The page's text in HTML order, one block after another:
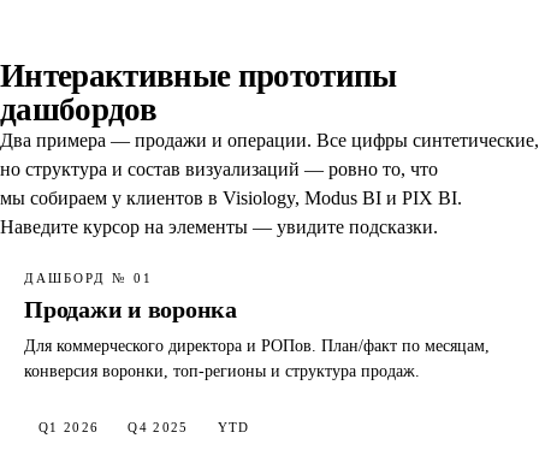
Интерактивные прототипы
дашбордов
Два примера — продажи и операции. Все цифры синтетические,
но структура и состав визуализаций — ровно то, что
мы собираем у клиентов в Visiology, Modus BI и PIX BI.
Наведите курсор на элементы — увидите подсказки.
ДАШБОРД № 01
Продажи и воронка
Для коммерческого директора и РОПов. План/факт по месяцам,
конверсия воронки, топ-регионы и структура продаж.
Q1 2026 Q4 2025 YTD